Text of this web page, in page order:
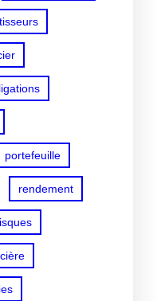
portefeuille
rendement